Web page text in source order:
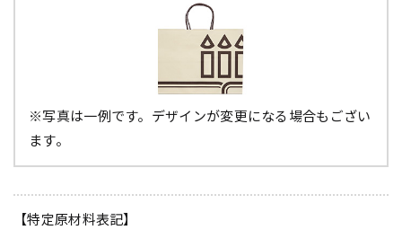
※写真は一例です。デザインが変更になる場合もござい
ます。
【特定原材料表記】